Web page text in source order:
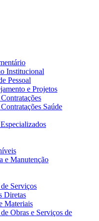
Institucional
Pessoal
e Projetos
Saúde
e Manutenção
Serviços
Diretas
Materiais
Obras e Serviços de